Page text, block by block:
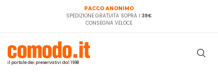
PACCO ANONIMO
SPEDIZIONE GRATUITA SOPRA I 39€
CONSEGNA VELOCE
il portale dei preservativi dal 1998